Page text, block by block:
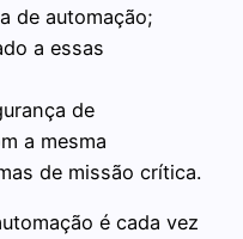
de automação;
a essas
de
a mesma
de missão crítica.
é cada vez